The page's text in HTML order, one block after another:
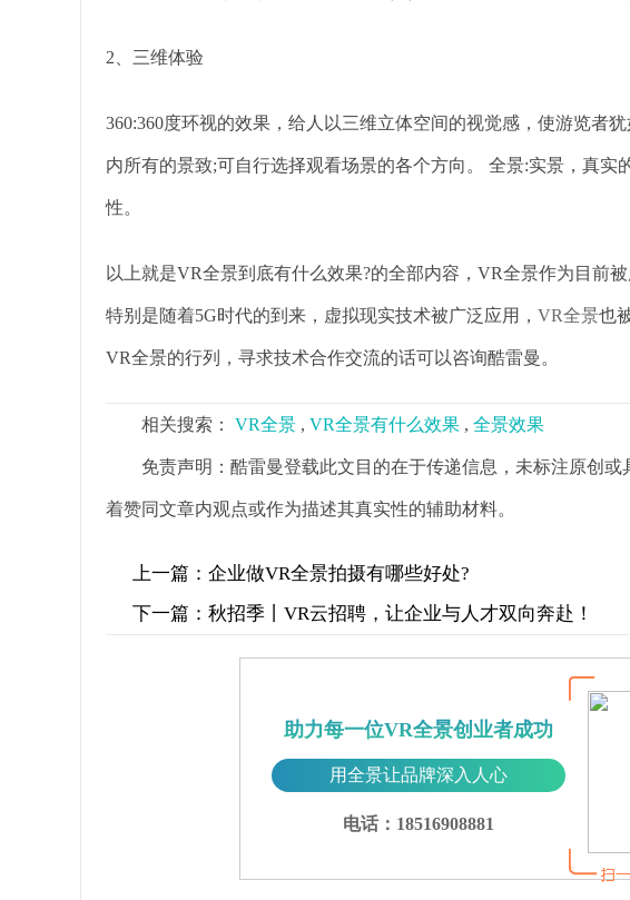
2、三维体验
360:360度环视的效果，给人以三维立体空间的视觉感，使游览者
内所有的景致;可自行选择观看场景的各个方向。 全景:实景，真实
性。
以上就是VR全景到底有什么效果?的全部内容，VR全景作为目前
特别是随着5G时代的到来，虚拟现实技术被广泛应用， VR全景也
VR全景的行列，寻求技术合作交流的话可以咨询酷雷曼。
相关搜索： VR全景 , VR全景有什么效果 , 全景效果
免责声明：酷雷曼登载此文目的在于传递信息，未标注原创
着赞同文章内观点或作为描述其真实性的辅助材料。
上一篇： 企业做VR全景拍摄有哪些好处?
下一篇： 秋招季丨VR云招聘，让企业与人才双向奔赴！
助力每一位VR全景创业者成功
用全景让品牌深入人心
电话：18516908881